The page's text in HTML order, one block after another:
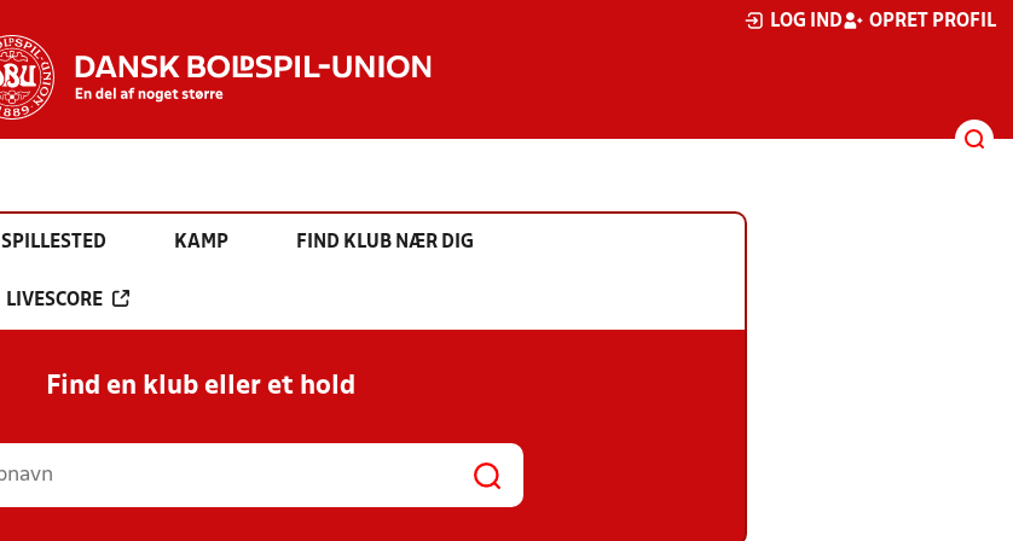
LOG IND OPRET PROFIL
SPILLESTED KAMP FIND KLUB NÆR DIG
LIVESCORE
Find en klub eller et hold